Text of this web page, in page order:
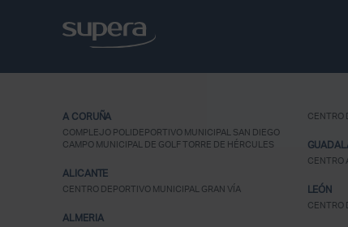
A CORUÑA
COMPLEJO POLIDEPORTIVO MUNICIPAL SAN DIEGO
CAMPO MUNICIPAL DE GOLF TORRE DE HÉRCULES
ALICANTE
CENTRO DEPORTIVO MUNICIPAL GRAN VÍA
ALMERIA
CENTRO
CENTRO
LEÓN
CENTRO